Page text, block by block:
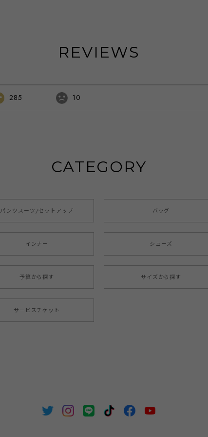
REVIEWS
285 10
CATEGORY
パンツスーツ/セットアップ バッグ
インナー シューズ
予算から探す サイズから探す
サービスチケット